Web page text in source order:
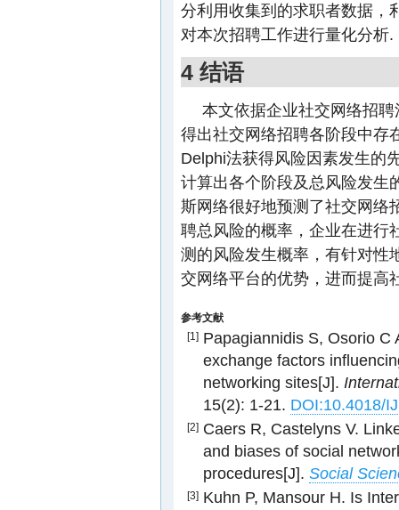
分利用收集到的求职者数据，
对本次招聘工作进行量化分析.
4 结语
本文依据企业社交网络招
得出社交网络招聘各阶段中存
Delphi法获得风险因素发生的
计算出各个阶段及总风险发生
斯网络很好地预测了社交网络
聘总风险的概率，企业在进行
测的风险发生概率，有针对性
交网络平台的优势，进而提高
参考文献
[1] Papagiannidis S, Osorio C
exchange factors
networking sites[J].
15(2): 1-21. DOI:10.4018/
[2] Caers R, Castelyns V.
and biases of social
procedures[J]. Social
[3] Kuhn P, Mansour H. Is